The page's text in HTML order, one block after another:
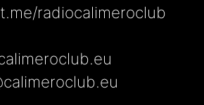
radiocalimeroclub